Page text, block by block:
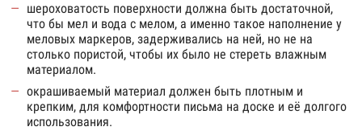
шероховатость поверхности должна быть достаточной,
что бы мел и вода с мелом, а именно такое наполнение у
меловых маркеров, задерживались на ней, но не на
столько пористой, чтобы их было не стереть влажным
материалом.
окрашиваемый материал должен быть плотным и
крепким, для комфортности письма на доске и её долгого
использования.